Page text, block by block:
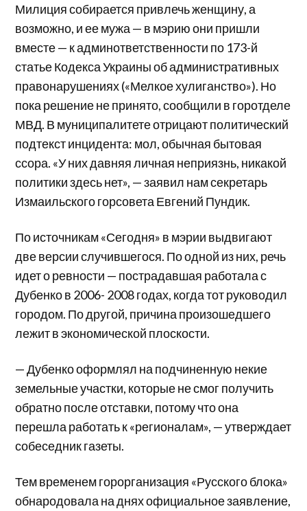
Милиция собирается привлечь женщину, а
возможно, и ее мужа — в мэрию они пришли
вместе — к админответственности по 173-й
статье Кодекса Украины об административных
правонарушениях («Мелкое хулиганство»). Но
пока решение не принято, сообщили в горотделе
МВД. В муниципалитете отрицают политический
подтекст инцидента: мол, обычная бытовая
ссора. «У них давняя личная неприязнь, никакой
политики здесь нет», — заявил нам секретарь
Измаильского горсовета Евгений Пундик.
По источникам «Сегодня» в мэрии выдвигают
две версии случившегося. По одной из них, речь
идет о ревности — пострадавшая работала с
Дубенко в 2006- 2008 годах, когда тот руководил
городом. По другой, причина произошедшего
лежит в экономической плоскости.
— Дубенко оформлял на подчиненную некие
земельные участки, которые не смог получить
обратно после отставки, потому что она
перешла работать к «регионалам», — утверждает
собеседник газеты.
Тем временем горорганизация «Русского блока»
обнародовала на днях официальное заявление,